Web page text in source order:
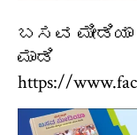
ಬಸವ ಮೀಡಿಯಾ
ಮಾಡಿ
https://